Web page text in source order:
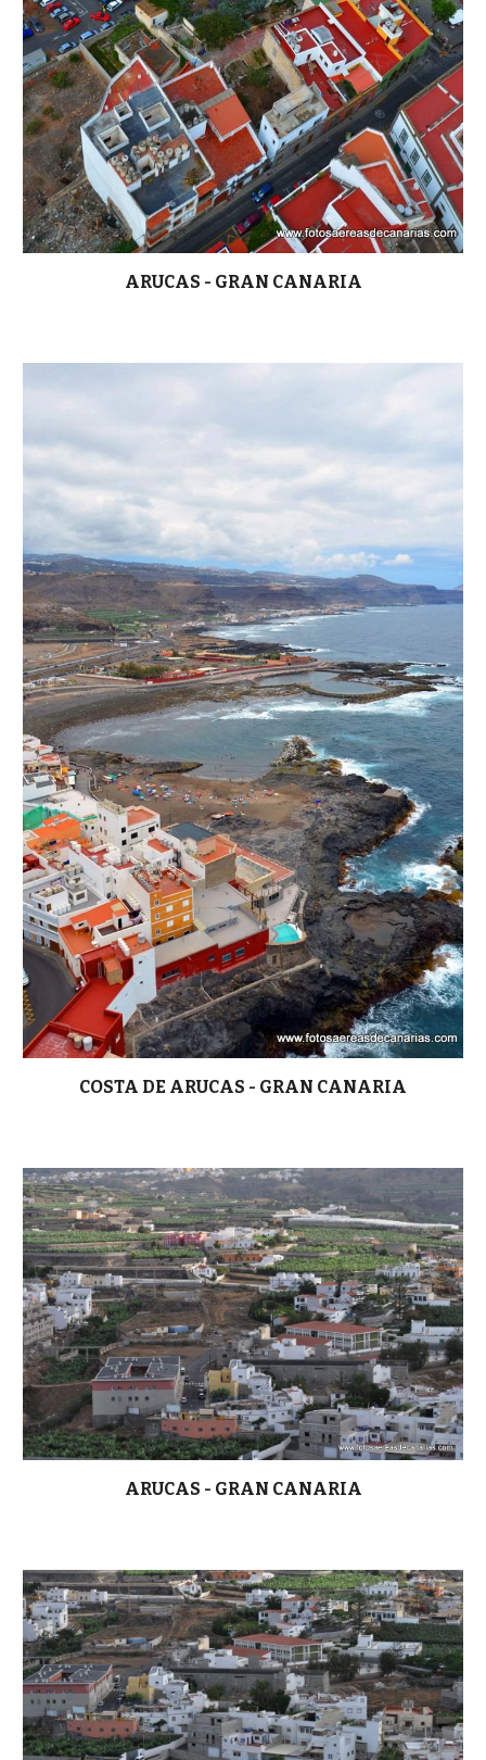
ARUCAS - GRAN CANARIA
COSTA DE ARUCAS - GRAN CANARIA
ARUCAS - GRAN CANARIA